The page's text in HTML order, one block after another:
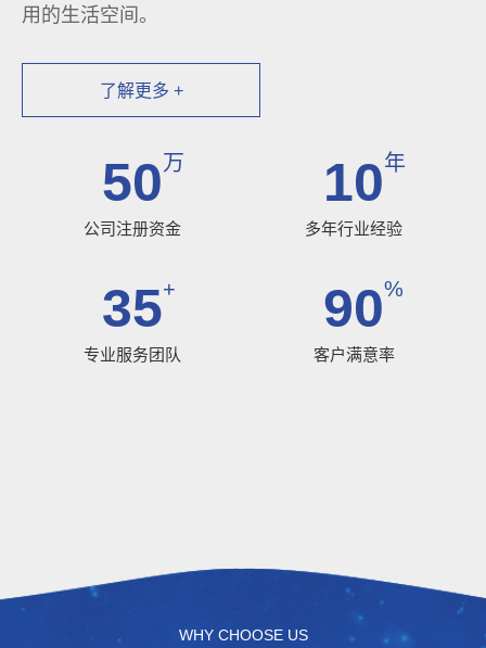
用的生活空间。
了解更多 +
50万
公司注册资金
10年
多年行业经验
35+
专业服务团队
90%
客户满意率
WHY CHOOSE US